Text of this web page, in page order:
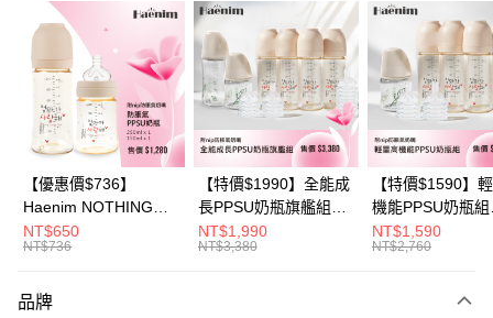
信用卡分期付款
3 期 0 利率 每期 NT$330 21家銀行
合作金庫商業銀行
第一商業銀行
華南商業銀行
彰化商業銀行
上海商業儲蓄銀行
台北富邦商業銀行
國泰世華商業銀行
兆豐國際商業銀行
臺灣中小企業銀行
台中商業銀行
匯豐（台灣）商業銀行
華泰商業銀行
遠東國際商業銀行
元大商業銀行
台灣樂天信用卡公司
6 期 0 利率 每期NT$165 21家銀行
合作金庫商業銀行
第一商業銀行
華南商業銀行
彰化商業銀行
上海商業儲蓄銀行
台北富邦商業銀行
國泰世華商業銀行
兆豐國際商業銀行
臺灣中小企業銀行
台中商業銀行
匯豐（台灣）商業銀行
華泰商業銀行
聯邦商業銀行
玉山商業銀行
LINE Pay
Apple Pay
悠遊付
Google Pay
相關說明
【優惠價$736】
Haenim NOTHING™
多合一PPSU防脹氣奶
瓶 2入組
NT$650
NT$736
【特價$1990】全能成
長PPSU奶瓶旗艦組
(PPSU奶瓶
250ml*4+玻璃奶瓶
NT$1,990
NT$3,380
【特價$1590】
機能PPSU奶瓶組
(PPSU奶瓶
250ml*4+玻璃奶
NT$1,590
NT$2,760
品牌